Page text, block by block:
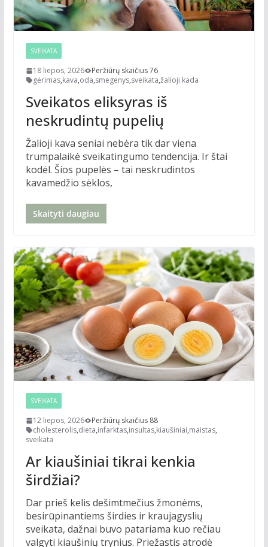
SVEIKATA
18 liepos, 2026
Peržiūrų skaičius 76
gėrimas,kava,oda,smegenys,sveikata,žalioji kada
Sveikatos eliksyras iš
neskrudintų pupelių
Žalioji kava seniai nebėra tik dar viena
trumpalaikė sveikatingumo tendencija. Ir štai
kodėl. Šios pupelės – tai neskrudintos
kavamedžio sėklos,
Skaityti daugiau
SVEIKATA
12 liepos, 2026
Peržiūrų skaičius 88
cholesterolis,dieta,infarktas,insultas,kiaušiniai,maistas,
sveikata
Ar kiaušiniai tikrai kenkia
širdžiai?
Dar prieš kelis dešimtmečius žmonėms,
besirūpinantiems širdies ir kraujagyslių
sveikata, dažnai buvo patariama kuo rečiau
valgyti kiaušinių trynius. Priežastis atrodė